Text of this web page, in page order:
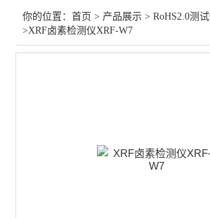
查看全部 >>
你的位置：首页 > 产品展示 >RoHS2.0测
>XRF卤素检测仪XRF-W7